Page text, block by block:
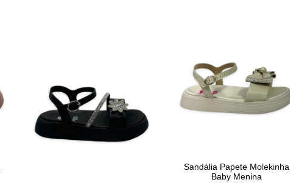
Sandália Papete Molekinha
Baby Menina